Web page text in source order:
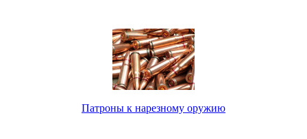
Патроны к нарезному оружию